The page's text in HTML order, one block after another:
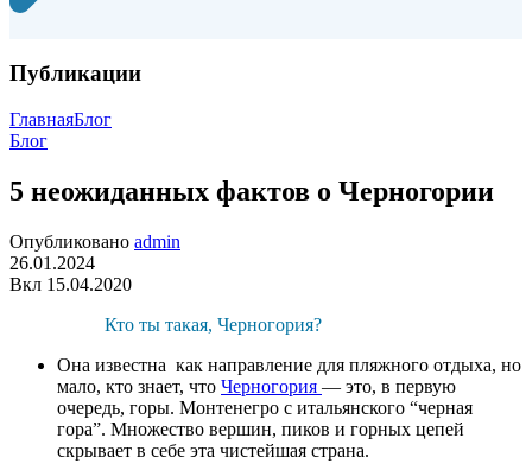
Публикации
ГлавнаяБлог
Блог
5 неожиданных фактов о Черногории
Опубликовано admin
26.01.2024
Вкл 15.04.2020
Кто ты такая, Черногория?
Она известна как направление для пляжного отдыха, но
мало, кто знает, что Черногория — это, в первую
очередь, горы. Монтенегро с итальянского “черная
гора”. Множество вершин, пиков и горных цепей
скрывает в себе эта чистейшая страна.